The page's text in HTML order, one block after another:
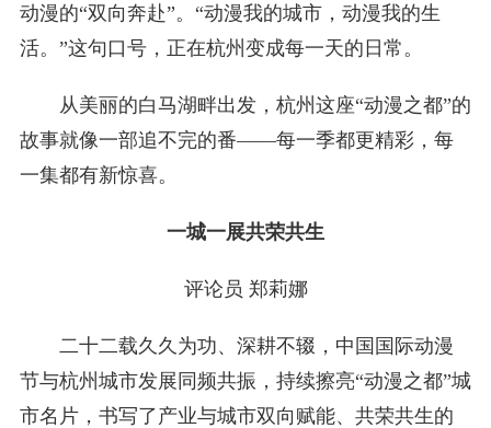
动漫的“双向奔赴”。“动漫我的城市，动漫我的生
活。”这句口号，正在杭州变成每一天的日常。
从美丽的白马湖畔出发，杭州这座“动漫之都”的
故事就像一部追不完的番——每一季都更精彩，每
一集都有新惊喜。
一城一展共荣共生
评论员 郑莉娜
二十二载久久为功、深耕不辍，中国国际动漫
节与杭州城市发展同频共振，持续擦亮“动漫之都”城
市名片，书写了产业与城市双向赋能、共荣共生的